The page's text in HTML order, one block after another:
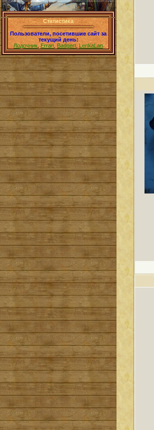
Статистика
Пользователи, посетившие сайт за
текущий день:
Лодочник,Erran, Badgert,LenkaLan